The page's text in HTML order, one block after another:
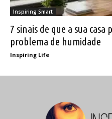
Inspiring Smart
7 sinais de que a sua
problema de humidade
Inspiring Life